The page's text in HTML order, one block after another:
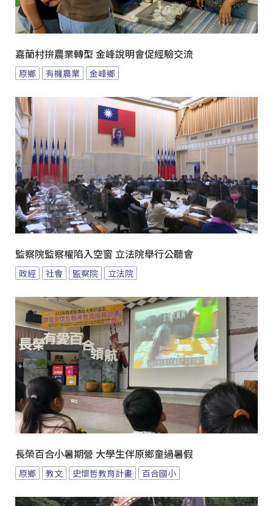
嘉蘭村拚農業轉型 金峰說明會促經驗交流
原鄉 有機農業 金峰鄉
監察院監察權陷入空窗 立法院舉行公聽會
政經 社會 監察院 立法院
長榮百合小暑期營 大學生伴原鄉童過暑假
原鄉 教文 史懷哲教育計畫 百合國小